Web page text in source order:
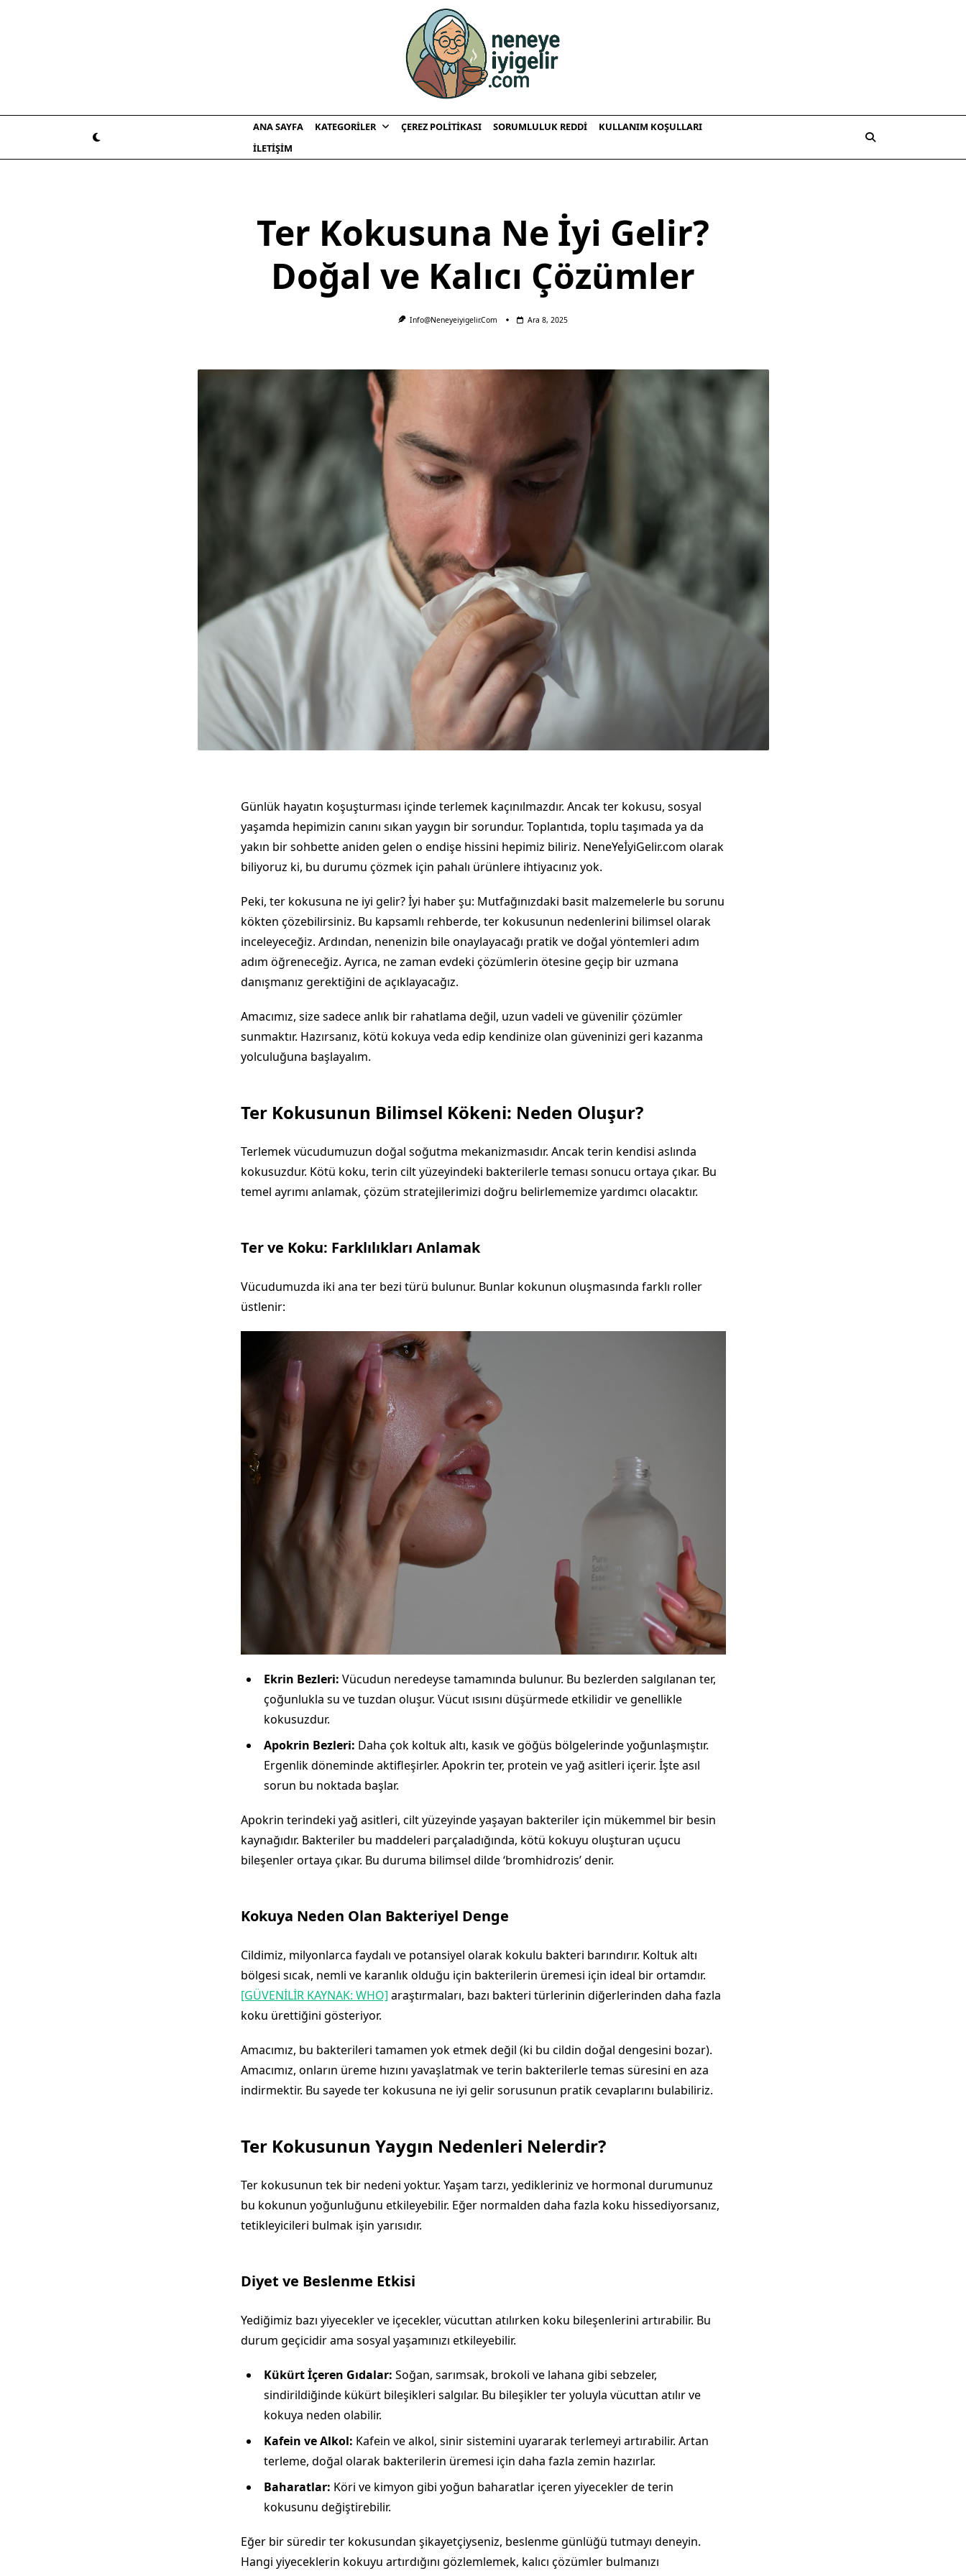
ANA SAYFA KATEGORILER ÇEREZ POLITIKASI SORUMLULUK REDDI
KULLANIM KOŞULLARI
İLETIŞIM
Ter Kokusuna Ne İyi Gelir?
Doğal ve Kalıcı Çözümler
Info@neneyeiyigelir.com Ara 8, 2025
Günlük hayatın koşuşturması içinde terlemek kaçınılmazdır. Ancak ter kokusu, sosyal
yaşamda hepimizin canını sıkan yaygın bir sorundur. Toplantıda, toplu taşımada ya da
yakın bir sohbette aniden gelen o endişe hissini hepimiz biliriz. NeneYeİyiGelir.com olarak
biliyoruz ki, bu durumu çözmek için pahalı ürünlere ihtiyacınız yok.
Peki, ter kokusuna ne iyi gelir? İyi haber şu: Mutfağınızdaki basit malzemelerle bu sorunu
kökten çözebilirsiniz. Bu kapsamlı rehberde, ter kokusunun nedenlerini bilimsel olarak
inceleyeceğiz. Ardından, nenenizin bile onaylayacağı pratik ve doğal yöntemleri adım
adım öğreneceğiz. Ayrıca, ne zaman evdeki çözümlerin ötesine geçip bir uzmana
danışmanız gerektiğini de açıklayacağız.
Amacımız, size sadece anlık bir rahatlama değil, uzun vadeli ve güvenilir çözümler
sunmaktır. Hazırsanız, kötü kokuya veda edip kendinize olan güveninizi geri kazanma
yolculuğuna başlayalım.
Ter Kokusunun Bilimsel Kökeni: Neden Oluşur?
Terlemek vücudumuzun doğal soğutma mekanizmasıdır. Ancak terin kendisi aslında
kokusuzdur. Kötü koku, terin cilt yüzeyindeki bakterilerle teması sonucu ortaya çıkar. Bu
temel ayrımı anlamak, çözüm stratejilerimizi doğru belirlememize yardımcı olacaktır.
Ter ve Koku: Farklılıkları Anlamak
Vücudumuzda iki ana ter bezi türü bulunur. Bunlar kokunun oluşmasında farklı roller
üstlenir:
Ekrin Bezleri: Vücudun neredeyse tamamında bulunur. Bu bezlerden salgılanan ter,
çoğunlukla su ve tuzdan oluşur. Vücut ısısını düşürmede etkilidir ve genellikle
kokusuzdur.
Apokrin Bezleri: Daha çok koltuk altı, kasık ve göğüs bölgelerinde yoğunlaşmıştır.
Ergenlik döneminde aktifleşirler. Apokrin ter, protein ve yağ asitleri içerir. İşte asıl
sorun bu noktada başlar.
Apokrin terindeki yağ asitleri, cilt yüzeyinde yaşayan bakteriler için mükemmel bir besin
kaynağıdır. Bakteriler bu maddeleri parçaladığında, kötü kokuyu oluşturan uçucu
bileşenler ortaya çıkar. Bu duruma bilimsel dilde ‘bromhidrozis’ denir.
Kokuya Neden Olan Bakteriyel Denge
Cildimiz, milyonlarca faydalı ve potansiyel olarak kokulu bakteri barındırır. Koltuk altı
bölgesi sıcak, nemli ve karanlık olduğu için bakterilerin üremesi için ideal bir ortamdır.
[GÜVENİLİR KAYNAK: WHO] araştırmaları, bazı bakteri türlerinin diğerlerinden daha fazla
koku ürettiğini gösteriyor.
Amacımız, bu bakterileri tamamen yok etmek değil (ki bu cildin doğal dengesini bozar).
Amacımız, onların üreme hızını yavaşlatmak ve terin bakterilerle temas süresini en aza
indirmektir. Bu sayede ter kokusuna ne iyi gelir sorusunun pratik cevaplarını bulabiliriz.
Ter Kokusunun Yaygın Nedenleri Nelerdir?
Ter kokusunun tek bir nedeni yoktur. Yaşam tarzı, yedikleriniz ve hormonal durumunuz
bu kokunun yoğunluğunu etkileyebilir. Eğer normalden daha fazla koku hissediyorsanız,
tetikleyicileri bulmak işin yarısıdır.
Diyet ve Beslenme Etkisi
Yediğimiz bazı yiyecekler ve içecekler, vücuttan atılırken koku bileşenlerini artırabilir. Bu
durum geçicidir ama sosyal yaşamınızı etkileyebilir.
Kükürt İçeren Gıdalar: Soğan, sarımsak, brokoli ve lahana gibi sebzeler,
sindirildiğinde kükürt bileşikleri salgılar. Bu bileşikler ter yoluyla vücuttan atılır ve
kokuya neden olabilir.
Kafein ve Alkol: Kafein ve alkol, sinir sistemini uyararak terlemeyi artırabilir. Artan
terleme, doğal olarak bakterilerin üremesi için daha fazla zemin hazırlar.
Baharatlar: Köri ve kimyon gibi yoğun baharatlar içeren yiyecekler de terin
kokusunu değiştirebilir.
Eğer bir süredir ter kokusundan şikayetçiyseniz, beslenme günlüğü tutmayı deneyin.
Hangi yiyeceklerin kokuyu artırdığını gözlemlemek, kalıcı çözümler bulmanızı